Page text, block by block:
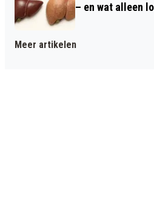
– en wat alleen
Meer artikelen